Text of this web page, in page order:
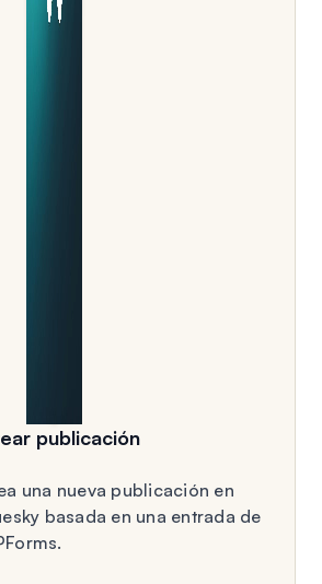
publicación
una nueva publicación en
basada en una entrada de